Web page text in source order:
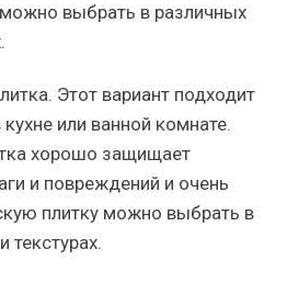
выбрать в различных
Этот вариант подходит
или ванной комнате.
хорошо защищает
и повреждений и очень
плитку можно выбрать в
текстурах.